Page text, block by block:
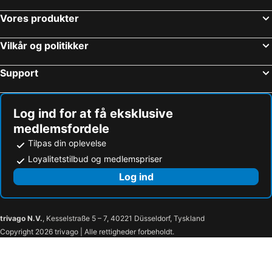
Hoteller – Mahabalipuram
Hoteller – Pune
Hoteller – Srinagar
Hoteller – Puri
Hoteller – Amritsar
Hoteller – Madurai
Vores produkter
Vilkår og politikker
Support
Log ind for at få eksklusive
medlemsfordele
Tilpas din oplevelse
Loyalitetstilbud og medlemspriser
Log ind
trivago N.V., Kesselstraße 5 – 7, 40221 Düsseldorf, Tyskland
Copyright 2026 trivago | Alle rettigheder forbeholdt.